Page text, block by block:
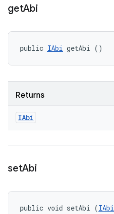
getAbi
public IAbi getAbi ()
Returns
IAbi
setAbi
public void setAbi (IAbi